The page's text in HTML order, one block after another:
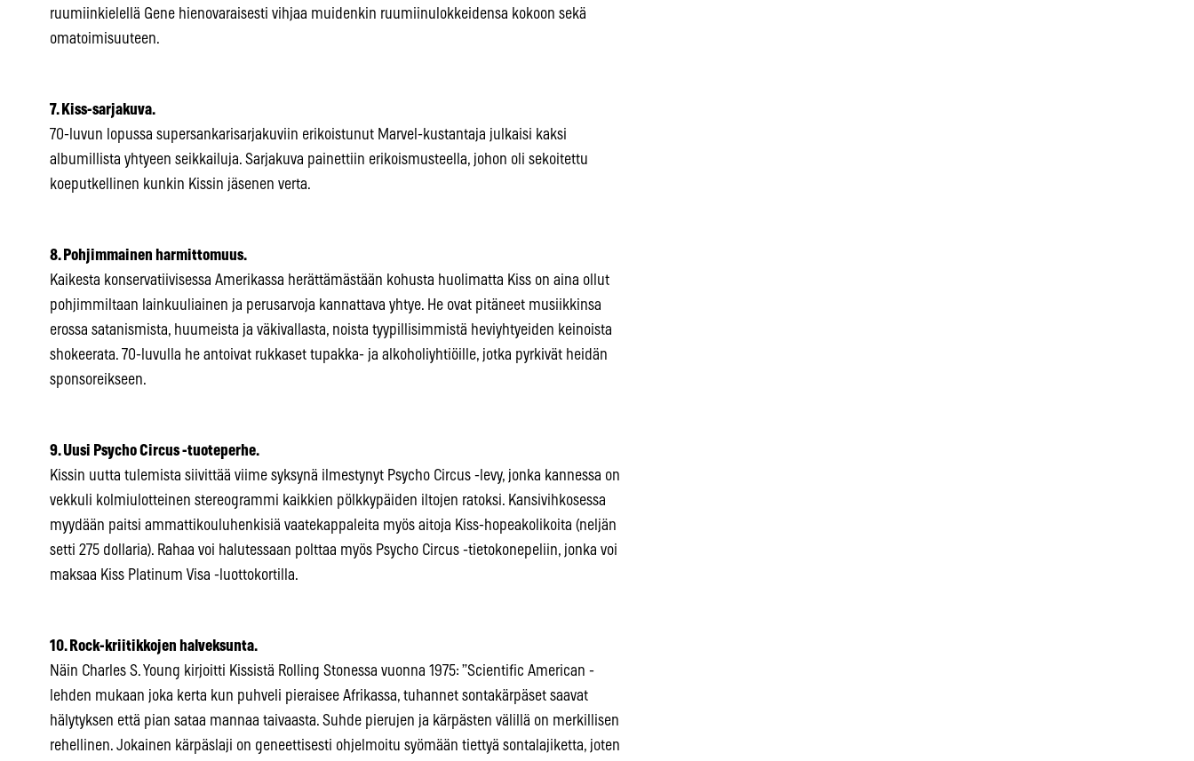
ruumiinkielellä Gene hienovaraisesti vihjaa muidenkin ruumiinulokkeidensa kokoon sekä
omatoimisuuteen.
7. Kiss-sarjakuva.
70-luvun lopussa supersankarisarjakuviin erikoistunut Marvel-kustantaja julkaisi kaksi
albumillista yhtyeen seikkailuja. Sarjakuva painettiin erikoismusteella, johon oli sekoitettu
koeputkellinen kunkin Kissin jäsenen verta.
8. Pohjimmainen harmittomuus.
Kaikesta konservatiivisessa Amerikassa herättämästään kohusta huolimatta Kiss on aina ollut
pohjimmiltaan lainkuuliainen ja perusarvoja kannattava yhtye. He ovat pitäneet musiikkinsa
erossa satanismista, huumeista ja väkivallasta, noista tyypillisimmistä heviyhtyeiden keinoista
shokeerata. 70-luvulla he antoivat rukkaset tupakka- ja alkoholiyhtiöille, jotka pyrkivät heidän
sponsoreikseen.
9. Uusi Psycho Circus -tuoteperhe.
Kissin uutta tulemista siivittää viime syksynä ilmestynyt Psycho Circus -levy, jonka kannessa on
vekkuli kolmiulotteinen stereogrammi kaikkien pölkkypäiden iltojen ratoksi. Kansivihkosessa
myydään paitsi ammattikouluhenkisiä vaatekappaleita myös aitoja Kiss-hopeakolikoita (neljän
setti 275 dollaria). Rahaa voi halutessaan polttaa myös Psycho Circus -tietokonepeliin, jonka voi
maksaa Kiss Platinum Visa -luottokortilla.
10. Rock-kriitikkojen halveksunta.
Näin Charles S. Young kirjoitti Kissistä Rolling Stonessa vuonna 1975: ”Scientific American -
lehden mukaan joka kerta kun puhveli pieraisee Afrikassa, tuhannet sontakärpäset saavat
hälytyksen että pian sataa mannaa taivaasta. Suhde pierujen ja kärpästen välillä on merkillisen
rehellinen. Jokainen kärpäslaji on geneettisesti ohjelmoitu syömään tiettyä sontalajiketta, joten